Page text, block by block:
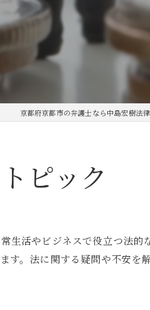
債務整理
相続
京都府京都市の弁護士なら中島宏樹法
ピック
生活やビジネスで役立つ法的
す。法に関する疑問や不安を